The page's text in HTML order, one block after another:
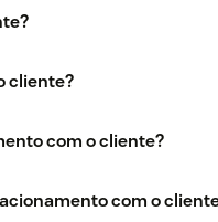
cliente?
com o cliente?
com o